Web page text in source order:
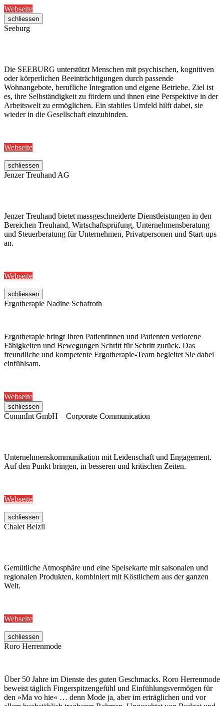
Webseite
schliessen
Seeburg
Die SEEBURG unterstützt Menschen mit psychischen, kognitiven
oder körperlichen Beeinträchtigungen durch passende
Wohnangebote, berufliche Integration und eigene Betriebe. Ziel ist
es, ihre Selbständigkeit zu fördern und ihnen eine Perspektive in der
Arbeitswelt zu ermöglichen. Ein stabiles Umfeld hilft dabei, sie
wieder in die Gesellschaft einzubinden.
Webseite
schliessen
Jenzer Treuhand AG
Jenzer Treuhand bietet massgeschneiderte Dienstleistungen in den
Bereichen Treuhand, Wirtschaftsprüfung, Unternehmensberatung
und Steuerberatung für Unternehmen, Privatpersonen und Start-ups
an.
Webseite
schliessen
Ergotherapie Nadine Schafroth
Ergotherapie bringt Ihren Patientinnen und Patienten verlorene
Fähigkeiten und Bewegungen Schritt für Schritt zurück. Das
freundliche und kompetente Ergotherapie-Team begleitet Sie dabei
einfühlsam.
Webseite
schliessen
CommInt GmbH – Corporate Communication
Unternehmenskommunikation mit Leidenschaft und Engagement.
Auf den Punkt bringen, in besseren und kritischen Zeiten.
Webseite
schliessen
Chalet Beizli
Gemütliche Atmosphäre und eine Speisekarte mit saisonalen und
regionalen Produkten, kombiniert mit Köstlichem aus der ganzen
Welt.
Webseite
schliessen
Roro Herrenmode
Über 50 Jahre im Dienste des guten Geschmacks. Roro Herrenmode
beweist täglich Fingerspitzengefühl und Einfühlungsvermögen für
den »Ma vo hie« … denn Mode ja, aber im erträglichen und vor